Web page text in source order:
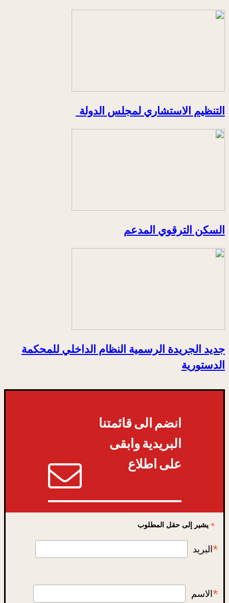
التنظيم الاستشاري لمجلس الدولة
السكن الترقوي المدعم
جديد الجريدة الرسمية النظام الداخلي للمحكمة
الدستورية
انضم الى قائمتنا
البريدية وابقى
على اطلاع
*يشير إلى حقل المطلوب
* البريد
*الاسم